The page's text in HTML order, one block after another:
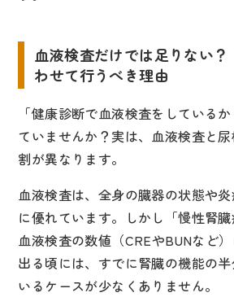
血液検査だけでは足りない
わせて行うべき理由
「健康診断で血液検査をしている
ていませんか？実は、血液検査と
割が異なります。
血液検査は、全身の臓器の状態や
に優れています。しかし「慢性腎臓
血液検査の数値（CREやBUNなど
出る頃には、すでに腎臓の機能の
いるケースが少なくありません。